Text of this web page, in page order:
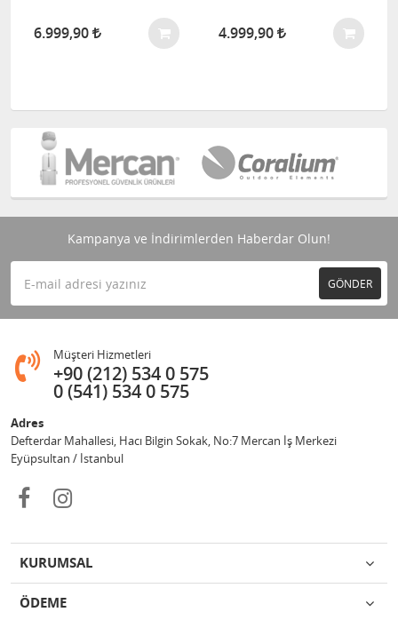
6.999,90 4.999,90
Kampanya ve İndirimlerden Haberdar Olun!
GÖNDER
Müşteri Hizmetleri
+90 (212) 534 0 575
0 (541) 534 0 575
Adres
Defterdar Mahallesi, Hacı Bilgin Sokak, No:7 Mercan İş Merkezi
Eyüpsultan / İstanbul
KURUMSAL
ÖDEME